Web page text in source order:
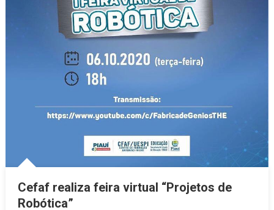
Cefaf realiza feira virtual “Projetos de
Robótica”